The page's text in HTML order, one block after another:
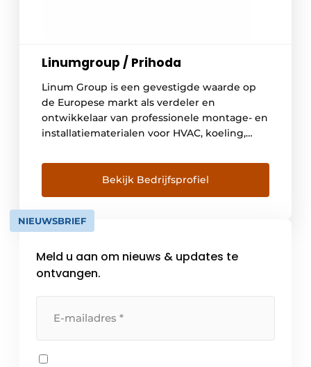
Linumgroup / Prihoda
Linum Group is een gevestigde waarde op
de Europese markt als verdeler en
ontwikkelaar van professionele montage- en
installatiematerialen voor HVAC, koeling,
horeca-en winkelinrichting en intralogistiek.
Bekijk Bedrijfsprofiel
NIEUWSBRIEF
Meld u aan om nieuws & updates te
ontvangen.